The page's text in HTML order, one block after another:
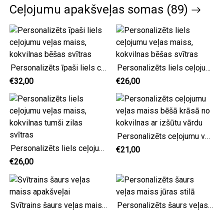
Ceļojumu apakšveļas somas (89)
Personalizēts īpaši liels ceļojumu veļas maiss, kokvilnas bēšas svītras
€32,00
Personalizēts liels ceļojumu veļas maiss, kokvilnas bēšas svītras
€26,00
Personalizēts liels ceļojumu veļas maiss, kokvilnas tumši zilas svītras
€26,00
Personalizēts ceļojumu veļas maiss bēšā krāsā no kokvilnas ar izšūtu vārdu
€21,00
Svītrains šaurs veļas maiss apakšveļai
Personalizēts šaurs veļas maiss jūras stilā